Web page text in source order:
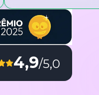
4,9/5,0